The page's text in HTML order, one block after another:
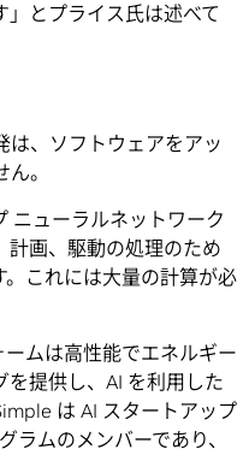
」とプライス氏は述べて
は、ソフトウェアをアッ
。
ニューラルネットワーク
計画、駆動の処理のため
これには大量の計算が必
ームは高性能でエネルギー
提供し、AI を利用した
は AI スタートアップ
ラムのメンバーであり、